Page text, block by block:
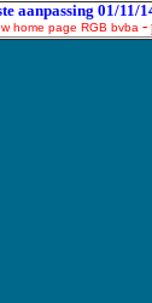
aanpassing 01/
home page RGB bvba -